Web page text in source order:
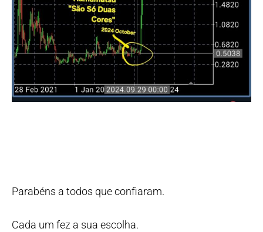
Parabéns a todos que confiaram.
Cada um fez a sua escolha.